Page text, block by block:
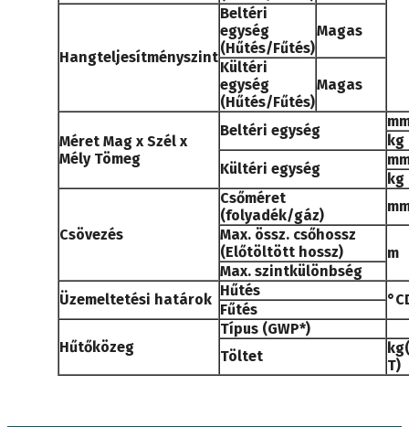
Hangteljesítményszint
Beltéri
egység
(Hűtés/Fűtés)
Magas
Kültéri
egység
(Hűtés/Fűtés)
Magas
Méret Mag x Szél x
Mély Tömeg
Beltéri egység
kg
Kültéri egység
kg
Csövezés
Csőméret
(folyadék/gáz)
Max. össz. csőhossz
(Előtöltött hossz)
m
Max. szintkülönbség
Üzemeltetési határok
Hűtés
Fűtés
Hűtőközeg
Típus (GWP*)
Töltet
T)